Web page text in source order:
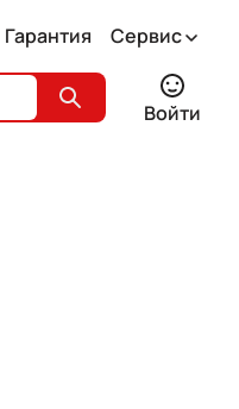
Гарантия Сервис
Войти